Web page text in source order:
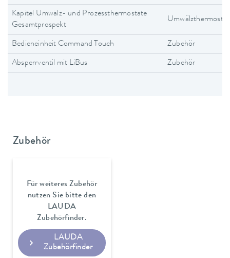
Kapitel Umwälz- und Prozessthermostate
Gesamtprospekt
Bedieneinheit Command Touch Zubehör
Absperrventil mit LiBus Zubehör
Zubehör
Für weiteres Zubehör
nutzen Sie bitte den
LAUDA
Zubehörfinder.
LAUDA
Zubehörfinder